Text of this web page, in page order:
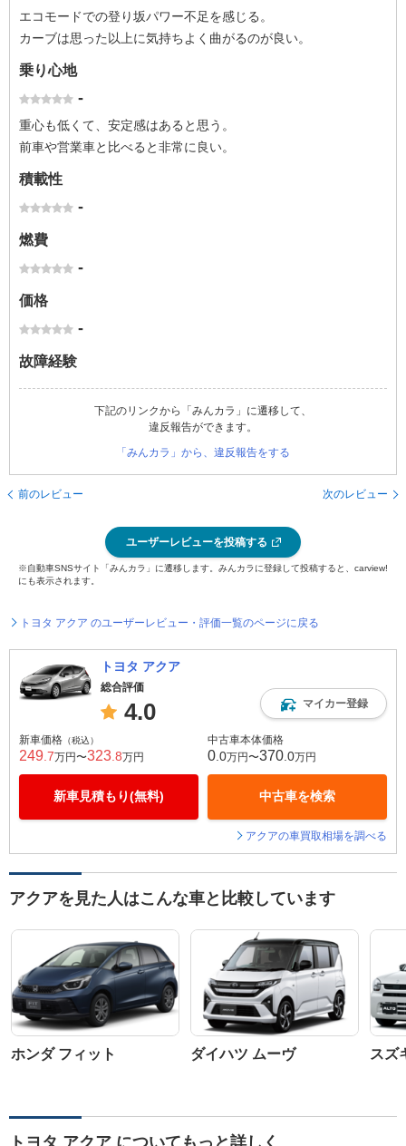
エコモードでの登り坂パワー不足を感じる。
カーブは思った以上に気持ちよく曲がるのが良い。
乗り心地
-
重心も低くて、安定感はあると思う。
前車や営業車と比べると非常に良い。
積載性
-
燃費
-
価格
-
故障経験
下記のリンクから「みんカラ」に遷移して、
違反報告ができます。
「みんカラ」から、違反報告をする
前のレビュー 次のレビュー
ユーザーレビューを投稿する
※自動車SNSサイト「みんカラ」に遷移します。みんカラに登録して投稿すると、carview!
にも表示されます。
トヨタ アクア のユーザーレビュー・評価一覧のページに戻る
トヨタ アクア
総合評価
4.0 マイカー登録
新車価格 （税込）
249 .7万円〜323 .8万円
新車見積もり(無料)
中古車本体価格
0 .0万円〜370 .0万円
中古車を検索
アクアの車買取相場を調べる
アクアを見た人はこんな車と比較しています
ホンダ フィット ダイハツ ムーヴ スズ